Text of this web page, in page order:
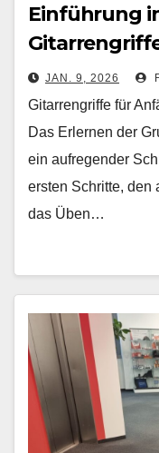
Einführung
JAN. 9, 2026
Gitarrengriffe für
Das Erlernen der
ein aufregender
ersten Schritte, den
das Üben…